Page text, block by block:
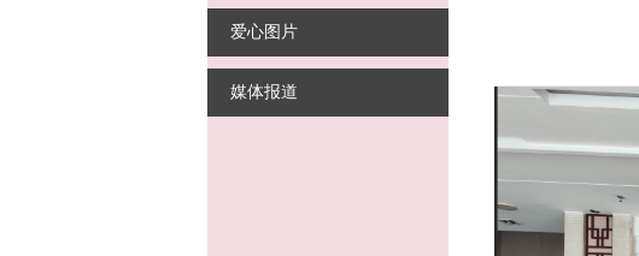
爱心图片
媒体报道